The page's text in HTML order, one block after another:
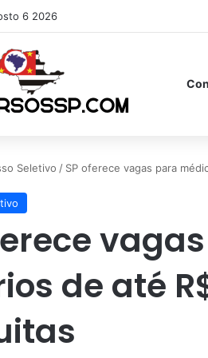
6 2026
Seletivo / SP oferece vagas para
de até